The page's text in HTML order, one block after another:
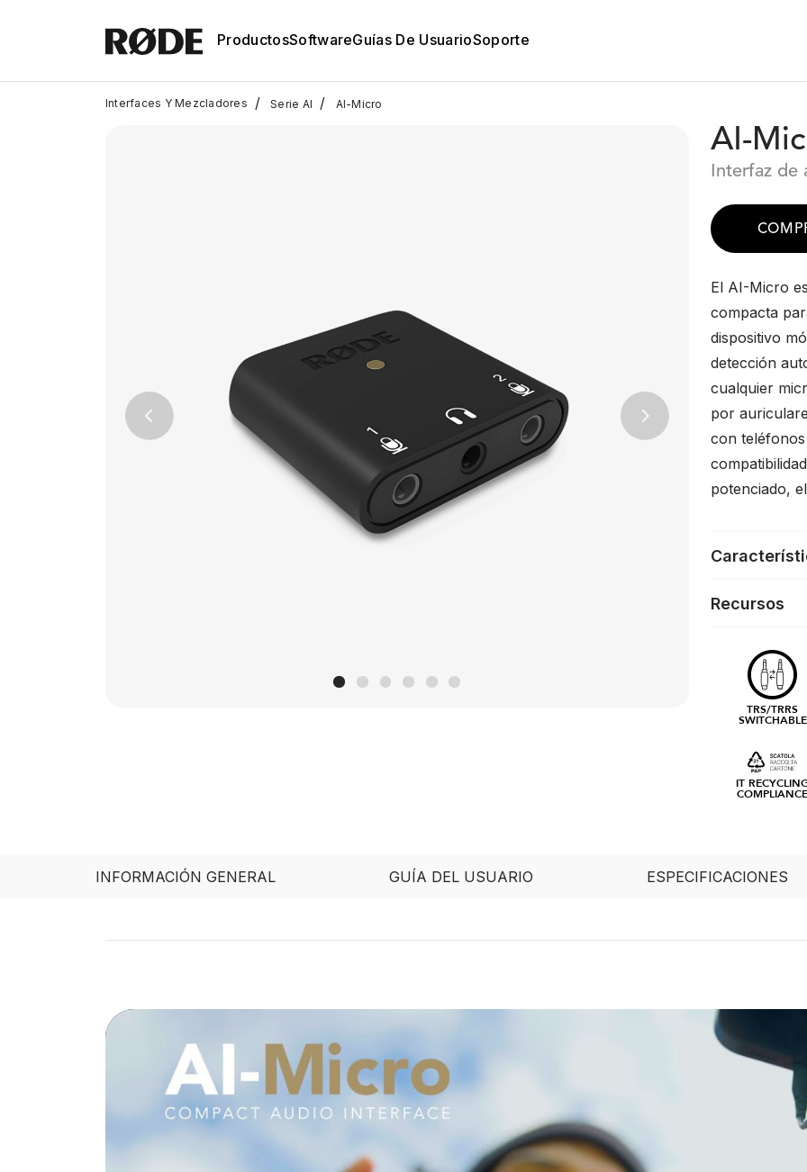
ProductosSoftwareGuías De UsuarioSoporte
Interfaces Y Mezcladores / Serie AI / AI-Micro
Previous Next
AI-
Interfaz
El AI-Micro
compacta
dispositivo
detección
cualquier
por
con
potenciado,
Recursos
TRS/TRRS
SWITCHABLE
IT
INFORMACIÓN GENERAL GUÍA DEL USUARIO ESPECIFICACIONES